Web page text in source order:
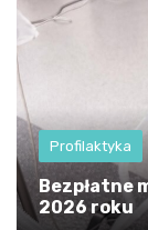
Profilaktyka
Bezpłatne
2026 roku